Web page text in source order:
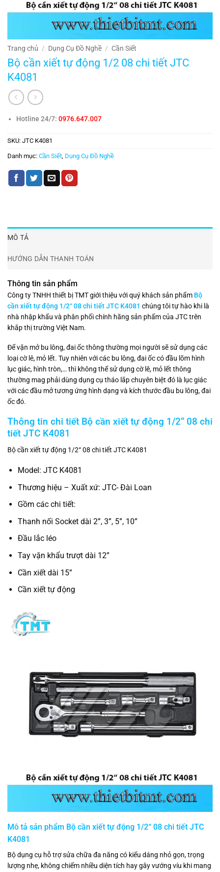
Trang chủ / Dụng Cụ Đồ Nghề / Cần Siết
Bộ cần xiết tự động 1/2 08 chi tiết JTC
K4081
Hotline 24/7:0976.647.007
SKU: JTC K4081
Danh mục: Cần Siết Dụng Cụ Đồ Nghề
MÔ TẢ
HƯỚNG DẪN THANH TOÁN
Thông tin sản phẩm
Công ty TNHH thiết bị TMT giới thiệu với quý khách sản phẩm Bộ
cần xiết tự động 1/2“ 08 chi tiết JTC K4081 chúng tôi tự hào khi là
nhà nhập khẩu và phân phối chính hãng sản phẩm của JTC trên
khắp thị trường Việt Nam.
Để vặn mở bu lông, đai ốc thông thường mọi người sẽ sử dụng các
loại cờ lê, mỏ lết. Tuy nhiên với các bu lông, đai ốc có đầu lõm hình
lục giác, hình tròn,… thì không thể sử dụng cờ lê, mỏ lết thông
thường mag phải dùng dụng cụ tháo lắp chuyên biệt đó là lục giác
với các đầu mở tương ứng hình dạng và kích thước đầu bu lông, đai
ốc đó.
Thông tin chi tiết Bộ cần xiết tự động 1/2“ 08 chi
tiết JTC K4081
Bộ cần xiết tự động 1/2“ 08 chi tiết JTC K4081
Model: JTC K4081
Thương hiệu – Xuất xứ: JTC- Đài Loan
Gồm các chi tiết:
Thanh nối Socket dài 2”, 3”, 5”, 10”
Đầu lắc léo
Tay vặn khẩu trượt dài 12”
Cần xiết dài 15”
Cần xiết tự động
Mô tả sản phẩm Bộ cần xiết tự động 1/2“ 08 chi tiết JTC
K4081
Bộ dụng cụ hỗ trợ sửa chữa đa năng có kiểu dáng nhỏ gọn, trọng
lượng nhẹ, không chiếm nhiều diện tích hay gây vướng víu khi mang